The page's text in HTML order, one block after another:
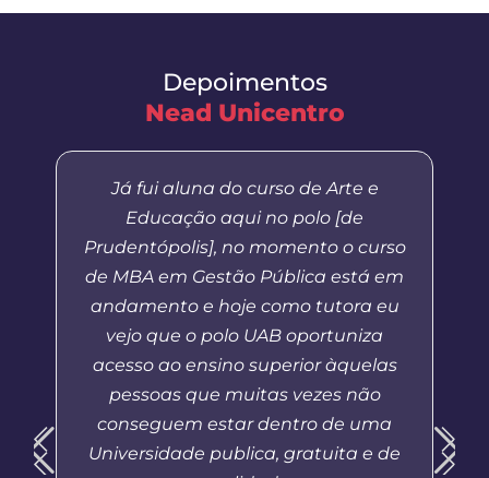
Depoimentos
Nead Unicentro
Já fui aluna do curso de Arte e
Educação aqui no polo [de
Prudentópolis], no momento o curso
de MBA em Gestão Pública está em
andamento e hoje como tutora eu
vejo que o polo UAB oportuniza
acesso ao ensino superior àquelas
pessoas que muitas vezes não
conseguem estar dentro de uma
Universidade publica, gratuita e de